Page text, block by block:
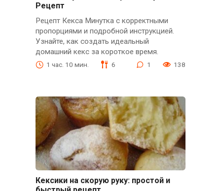
Рецепт
Рецепт Кекса Минутка с корректными
пропорциями и подробной инструкцией.
Узнайте, как создать идеальный
домашний кекс за короткое время.
1 час. 10 мин. 6 1 138
Кексики на скорую руку: простой и